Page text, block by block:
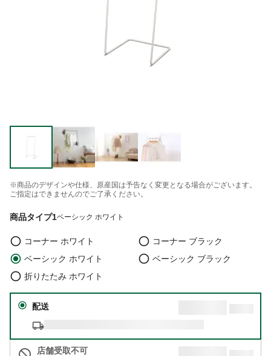
※商品のデザインや仕様、原産国は予告なく変更となる場合がございます。
ご指定はできませんのでご了承ください。
商品タイプ1ベーシック ホワイト
コーナー ホワイト
コーナー ブラック
ベーシック ホワイト
ベーシック ブラック
折りたたみ ホワイト
配送
店舗受取不可